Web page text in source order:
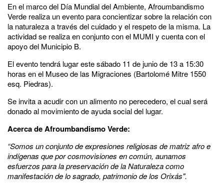
En el marco del Día Mundial del Ambiente, Afroumbandismo
Verde realiza un evento para concientizar sobre la relación con
la naturaleza a través del cuidado y el respeto de la misma. La
actividad se realiza en conjunto con el MUMI y cuenta con el
apoyo del Municipio B.
El evento tendrá lugar este sábado 11 de junio de 13 a 15:30
horas en el Museo de las Migraciones (Bartolomé Mitre 1550
esq. Piedras).
Se invita a acudir con un alimento no perecedero, el cual será
donado al movimiento de ayuda social del lugar.
Acerca de Afroumbandismo Verde:
“Somos un conjunto de expresiones religiosas de matriz afro e
indígenas que por cosmovisiones en común, aunamos
esfuerzos para la preservación de la Naturaleza como
manifestación de lo sagrado, patrimonio de los Orixás".